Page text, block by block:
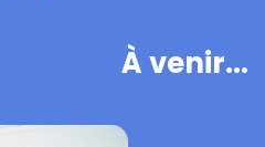
À venir...